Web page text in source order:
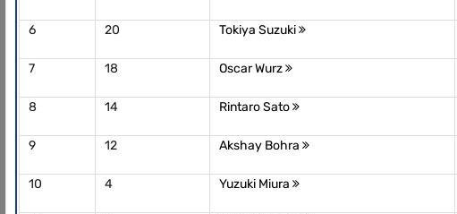
6 20 Tokiya Suzuki
7 18 Oscar Wurz
8 14 Rintaro Sato
9 12 Akshay Bohra
10 4 Yuzuki Miura